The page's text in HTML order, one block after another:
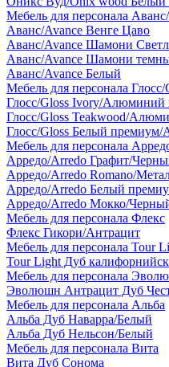
Мебель для персонала
Аванс/Avance Венге Цаво
Аванс/Avance Шамони
Аванс/Avance Шамони
Аванс/Avance Белый
Мебель для персонала Глосс/
Глосс/Gloss Ivory/Алюминий
Глосс/Gloss Teakwood/
Глосс/Gloss Белый
Мебель для персонала
Арредо/Arredo Графит/
Арредо/Arredo Romano/
Арредо/Arredo Белый
Арредо/Arredo Мокко/
Мебель для персонала Флекс
Флекс Гикори/Антрацит
Мебель для персонала Tour
Tour Light Дуб
Мебель для персонала
Эволюшн Антрацит Дуб
Мебель для персонала Альба
Альба Дуб Наварра/Белый
Альба Дуб Нельсон/Белый
Мебель для персонала Вита
Вита Дуб Сонома